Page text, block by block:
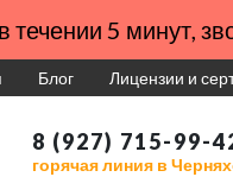
5 минут,
Блог Лицензии и
8 (927) 715-99-
горячая линия в